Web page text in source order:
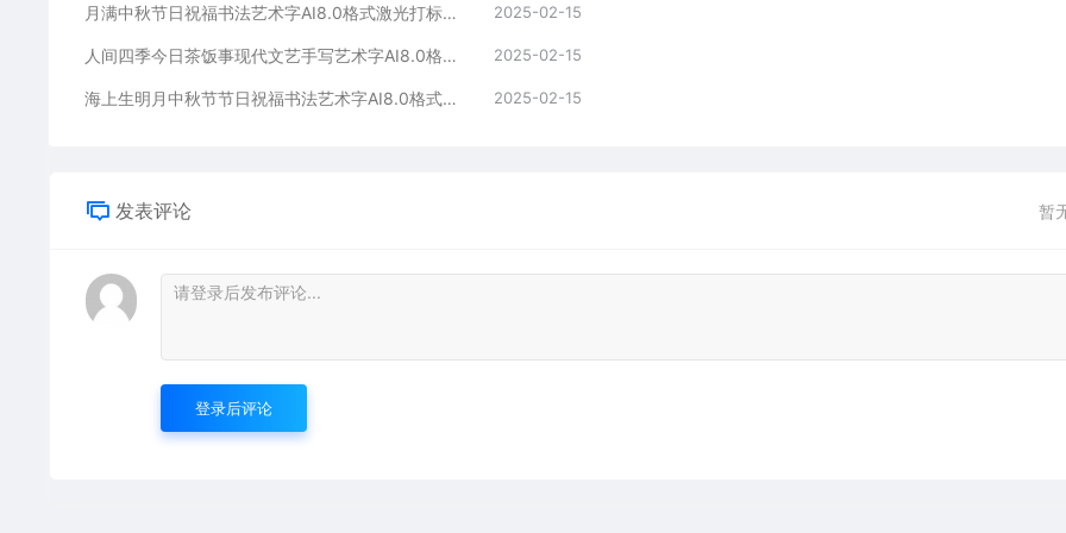
月满中秋节日祝福书法艺术字AI8.0格式激光打标文件通用矢量图 2025-02-15
人间四季今日茶饭事现代文艺手写艺术字AI8.0格式激光打标文件通用矢量图 2025-02-15
海上生明月中秋节节日祝福书法艺术字AI8.0格式激光打标文件通用矢量图 2025-02-15
发表评论 暂
登录后评论